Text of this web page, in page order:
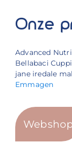
Onze
Advanced
Bellabaci
jane iredale
Emmagen